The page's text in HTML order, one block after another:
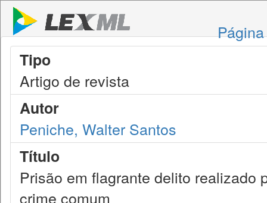
Tipo
Artigo de revista
Autor
Peniche, Walter Santos
Título
Prisão em flagrante delito realizado
crime comum